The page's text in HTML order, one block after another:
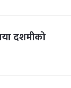
दशमीको